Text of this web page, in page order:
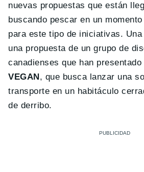
nuevas propuestas que están
buscando pescar en un
para este tipo de iniciativas.
una propuesta de un grupo de
canadienses que han
VEGAN , que busca lanzar una
transporte en un habitáculo
de derribo.